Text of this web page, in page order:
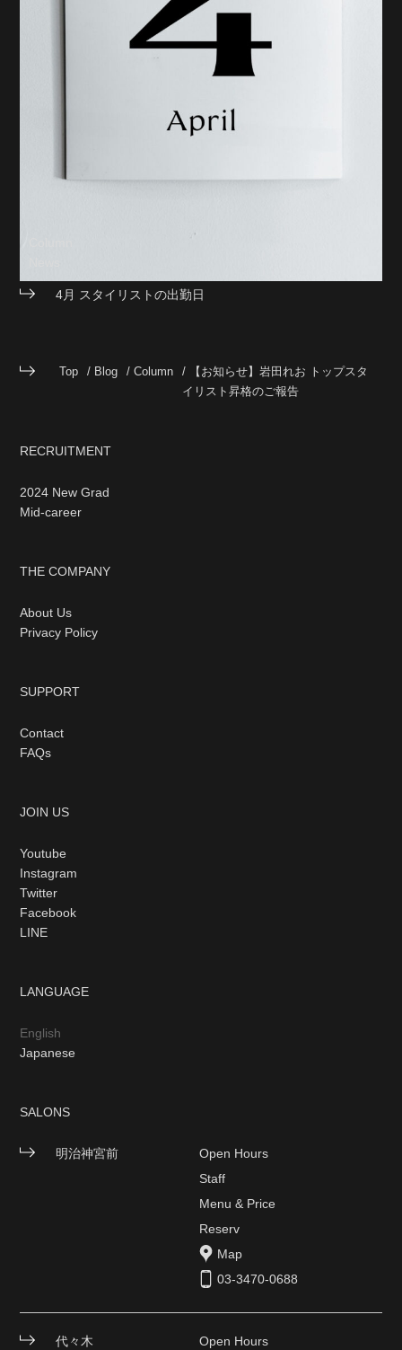
4月 スタイリストの出勤日
Top Blog Column
【お知らせ】岩田れお トップスタ
イリスト昇格のご報告
RECRUITMENT
2024 New Grad
Mid-career
THE COMPANY
About Us
Privacy Policy
SUPPORT
Contact
FAQs
JOIN US
Youtube
Instagram
Twitter
Facebook
LINE
LANGUAGE
English
Japanese
SALONS
明治神宮前
Open Hours
Staff
Menu & Price
Reserv
Map
03-3470-0688
代々木 Open Hours